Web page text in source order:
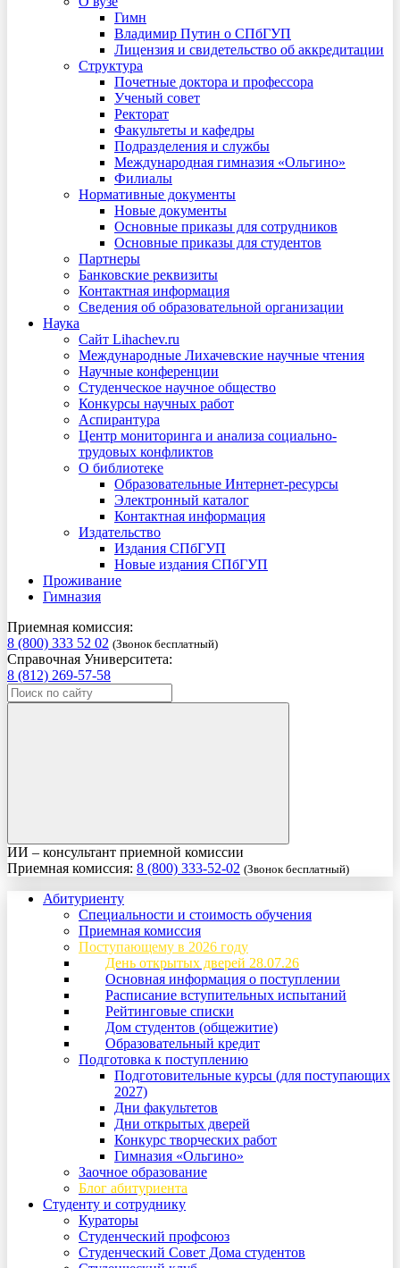
Гимн
Владимир Путин о СПбГУП
Лицензия и свидетельство об аккредитации
Структура
Почетные доктора и профессора
Ученый совет
Ректорат
Факультеты и кафедры
Подразделения и службы
Международная гимназия «Ольгино»
Филиалы
Нормативные документы
Новые документы
Основные приказы для сотрудников
Основные приказы для студентов
Партнеры
Банковские реквизиты
Контактная информация
Сведения об образовательной организации
Наука
Сайт Lihachev.ru
Международные Лихачевские научные чтения
Научные конференции
Студенческое научное общество
Конкурсы научных работ
Аспирантура
Центр мониторинга и анализа социально-
трудовых конфликтов
О библиотеке
Образовательные Интернет-ресурсы
Электронный каталог
Контактная информация
Издательство
Издания СПбГУП
Новые издания СПбГУП
Проживание
Гимназия
Приемная комиссия:
8 (800) 333 52 02 (Звонок бесплатный)
Справочная Университета:
8 (812) 269-57-58
ИИ – консультант приемной комиссии
Приемная комиссия: 8 (800) 333-52-02 (Звонок бесплатный)
Абитуриенту
Специальности и стоимость обучения
Приемная комиссия
Поступающему в 2026 году
День открытых дверей 28.07.26
Основная информация о поступлении
Расписание вступительных испытаний
Рейтинговые списки
Дом студентов (общежитие)
Образовательный кредит
Подготовка к поступлению
Подготовительные курсы (для поступающих
2027)
Дни факультетов
Дни открытых дверей
Конкурс творческих работ
Гимназия «Ольгино»
Заочное образование
Блог абитуриента
Студенту и сотруднику
Кураторы
Студенческий профсоюз
Студенческий Совет Дома студентов